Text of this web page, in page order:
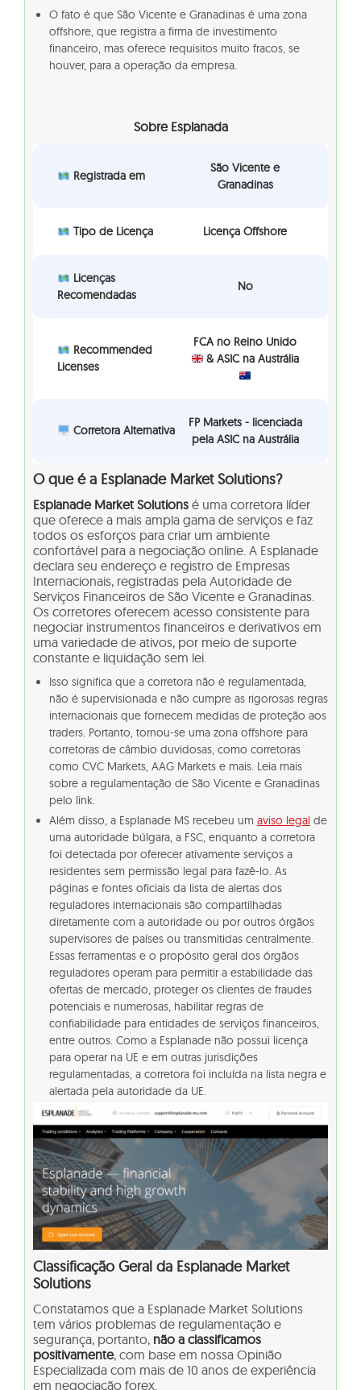
O fato é que São Vicente e Granadinas é uma zona
offshore, que registra a firma de investimento
financeiro, mas oferece requisitos muito fracos, se
houver, para a operação da empresa.
Sobre Esplanada
Registrada em
São Vicente e
Granadinas
Tipo de Licença Licença Offshore
Licenças
Recomendadas
No
Recommended
Licenses
FCA no Reino Unido
& ASIC na Austrália
Corretora Alternativa
FP Markets - licenciada
pela ASIC na Austrália
O que é a Esplanade Market Solutions?
Esplanade Market Solutions é uma corretora líder
que oferece a mais ampla gama de serviços e faz
todos os esforços para criar um ambiente
confortável para a negociação online. A Esplanade
declara seu endereço e registro de Empresas
Internacionais, registradas pela Autoridade de
Serviços Financeiros de São Vicente e Granadinas.
Os corretores oferecem acesso consistente para
negociar instrumentos financeiros e derivativos em
uma variedade de ativos, por meio de suporte
constante e liquidação sem lei.
Isso significa que a corretora não é regulamentada,
não é supervisionada e não cumpre as rigorosas regras
internacionais que fornecem medidas de proteção aos
traders. Portanto, tornou-se uma zona offshore para
corretoras de câmbio duvidosas, como corretoras
como CVC Markets, AAG Markets e mais. Leia mais
sobre a regulamentação de São Vicente e Granadinas
pelo link.
Além disso, a Esplanade MS recebeu um aviso legal de
uma autoridade búlgara, a FSC, enquanto a corretora
foi detectada por oferecer ativamente serviços a
residentes sem permissão legal para fazê-lo. As
páginas e fontes oficiais da lista de alertas dos
reguladores internacionais são compartilhadas
diretamente com a autoridade ou por outros órgãos
supervisores de países ou transmitidas centralmente.
Essas ferramentas e o propósito geral dos órgãos
reguladores operam para permitir a estabilidade das
ofertas de mercado, proteger os clientes de fraudes
potenciais e numerosas, habilitar regras de
confiabilidade para entidades de serviços financeiros,
entre outros. Como a Esplanade não possui licença
para operar na UE e em outras jurisdições
regulamentadas, a corretora foi incluída na lista negra e
alertada pela autoridade da UE.
Classificação Geral da Esplanade Market
Solutions
Constatamos que a Esplanade Market Solutions
tem vários problemas de regulamentação e
segurança, portanto, não a classificamos
positivamente, com base em nossa Opinião
Especializada com mais de 10 anos de experiência
em negociação forex.